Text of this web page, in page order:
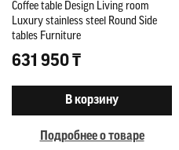
Coffee table Design Living room
Luxury stainless steel Round Side
tables Furniture
631 950 ₸
В корзину
Подробнее о товаре